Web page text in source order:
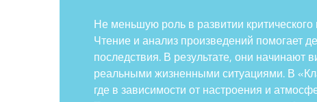
Не меньшую роль в развитии
Чтение и анализ произведений помогает
последствия. В результате, они начинают
реальными жизненными ситуациями. В
где в зависимости от настроения и